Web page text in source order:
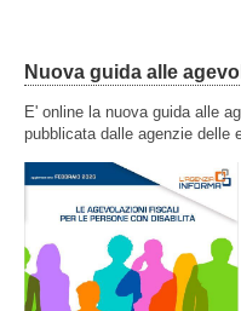
Nuova guida alle
E' online la nuova guida alle
pubblicata dalle agenzie delle